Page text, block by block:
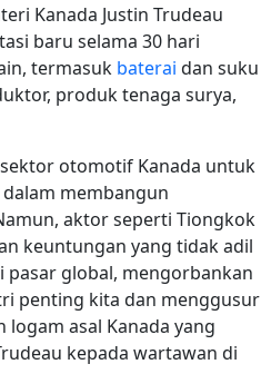
Kanada Justin Trudeau
baru selama 30 hari
termasuk baterai dan suku
produk tenaga surya,
otomotif Kanada untuk
membangun
aktor seperti Tiongkok
keuntungan yang tidak adil
global, mengorbankan
penting kita dan menggusur
asal Kanada yang
kepada wartawan di